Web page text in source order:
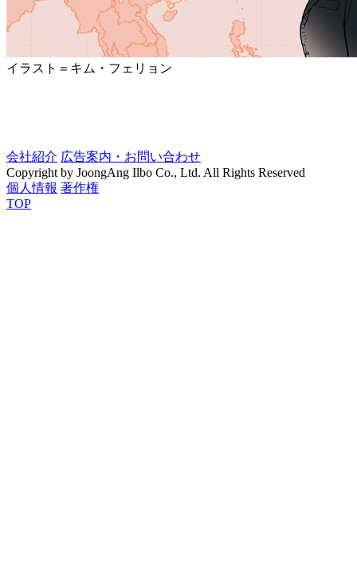
イラスト＝キム・フェリョン
会社紹介 広告案内・お問い合わせ
Copyright by JoongAng Ilbo Co., Ltd. All Rights Reserved
個人情報 著作権
TOP